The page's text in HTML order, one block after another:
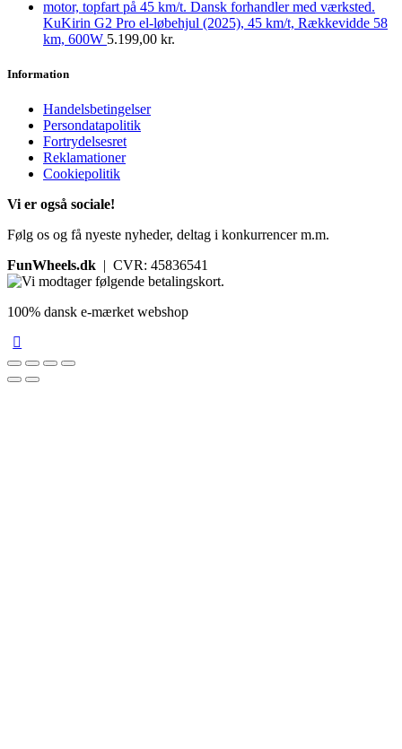
KuKirin G2 Pro el-løbehjul (2025), 45 km/t, Rækkevidde 58
km, 600W 5.199,00 kr.
Information
Handelsbetingelser
Persondatapolitik
Fortrydelsesret
Reklamationer
Cookiepolitik
Vi er også sociale!
Følg os og få nyeste nyheder, deltag i konkurrencer m.m.
FunWheels.dk | CVR: 45836541
100% dansk e-mærket webshop